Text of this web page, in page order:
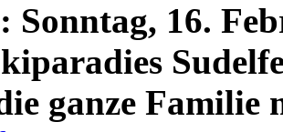
Sonntag, 16.
ganze Familie